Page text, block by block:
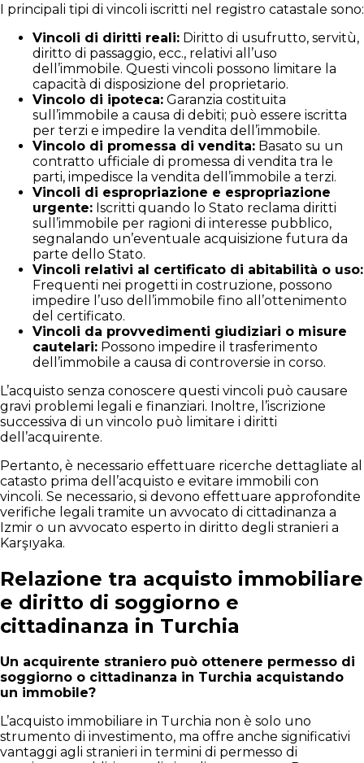
I principali tipi di vincoli iscritti nel registro catastale sono:
Vincoli di diritti reali: Diritto di usufrutto, servitù,
diritto di passaggio, ecc., relativi all’uso
dell’immobile. Questi vincoli possono limitare la
capacità di disposizione del proprietario.
Vincolo di ipoteca: Garanzia costituita
sull’immobile a causa di debiti; può essere iscritta
per terzi e impedire la vendita dell’immobile.
Vincolo di promessa di vendita: Basato su un
contratto ufficiale di promessa di vendita tra le
parti, impedisce la vendita dell’immobile a terzi.
Vincoli di espropriazione e espropriazione
urgente: Iscritti quando lo Stato reclama diritti
sull’immobile per ragioni di interesse pubblico,
segnalando un’eventuale acquisizione futura da
parte dello Stato.
Vincoli relativi al certificato di abitabilità o uso:
Frequenti nei progetti in costruzione, possono
impedire l’uso dell’immobile fino all’ottenimento
del certificato.
Vincoli da provvedimenti giudiziari o misure
cautelari: Possono impedire il trasferimento
dell’immobile a causa di controversie in corso.
L’acquisto senza conoscere questi vincoli può causare
gravi problemi legali e finanziari. Inoltre, l’iscrizione
successiva di un vincolo può limitare i diritti
dell’acquirente.
Pertanto, è necessario effettuare ricerche dettagliate al
catasto prima dell’acquisto e evitare immobili con
vincoli. Se necessario, si devono effettuare approfondite
verifiche legali tramite un avvocato di cittadinanza a
Izmir o un avvocato esperto in diritto degli stranieri a
Karşıyaka.
Relazione tra acquisto immobiliare
e diritto di soggiorno e
cittadinanza in Turchia
Un acquirente straniero può ottenere permesso di
soggiorno o cittadinanza in Turchia acquistando
un immobile?
L’acquisto immobiliare in Turchia non è solo uno
strumento di investimento, ma offre anche significativi
vantaggi agli stranieri in termini di permesso di